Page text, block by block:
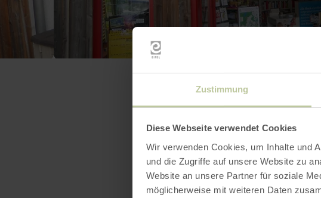
Zustimmung
Diese Webseite verwendet Cookies
Wir verwenden Cookies, um Inhalte und
und die Zugriffe auf unsere Website zu
Website an unsere Partner für soziale
möglicherweise mit weiteren Daten